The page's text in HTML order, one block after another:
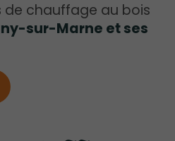
de chauffage au bois
sur-Marne et ses